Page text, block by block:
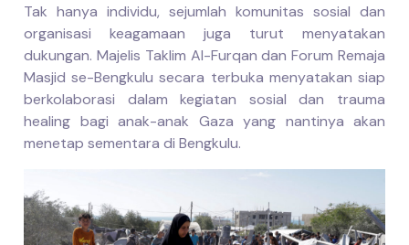
Tak hanya individu, sejumlah komunitas sosial dan
organisasi keagamaan juga turut menyatakan
dukungan. Majelis Taklim Al-Furqan dan Forum Remaja
Masjid se-Bengkulu secara terbuka menyatakan siap
berkolaborasi dalam kegiatan sosial dan trauma
healing bagi anak-anak Gaza yang nantinya akan
menetap sementara di Bengkulu.